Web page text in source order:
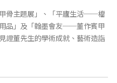
骨主題展」、「平廬生活──檔
品」及「翰墨會友──董作賓甲
證董先生的學術成就、藝術造詣